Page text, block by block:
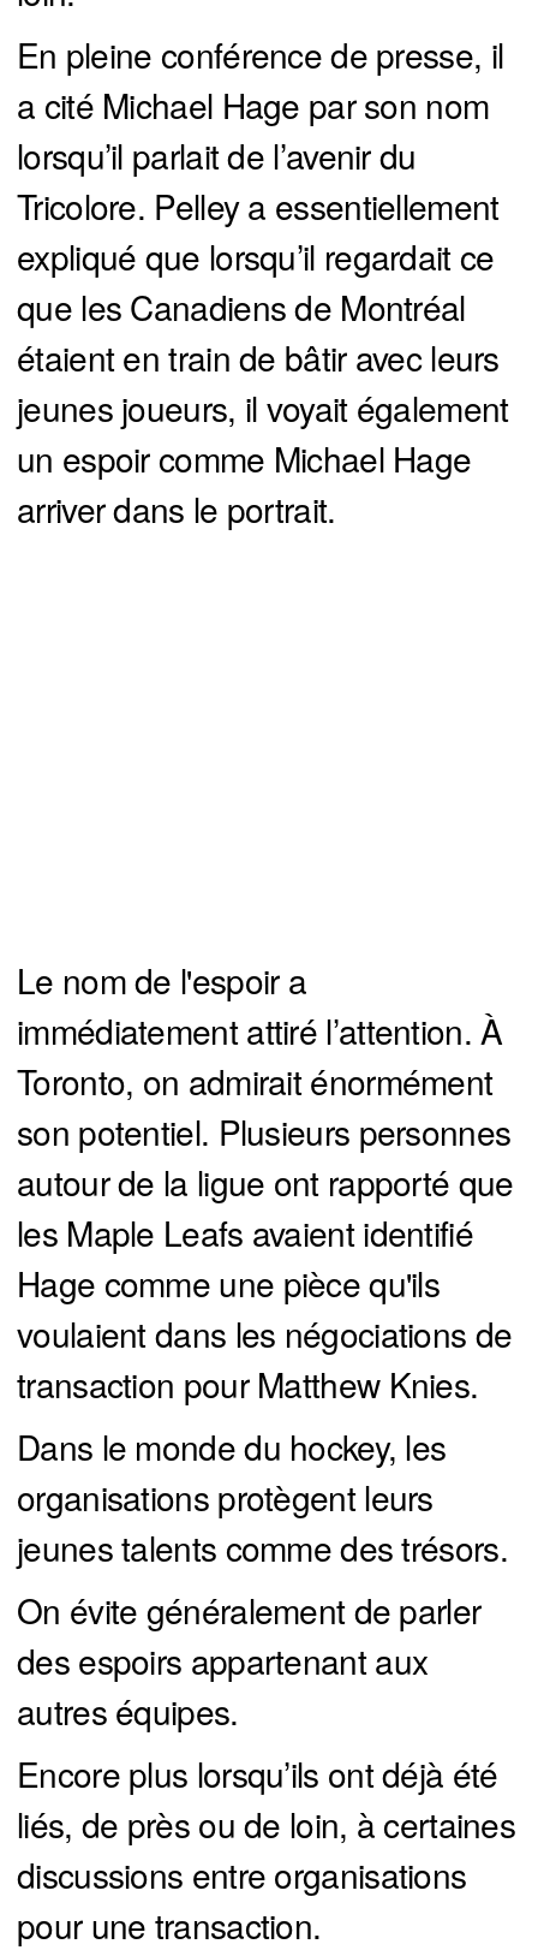
En pleine conférence de presse, il
a cité Michael Hage par son nom
lorsqu’il parlait de l’avenir du
Tricolore. Pelley a essentiellement
expliqué que lorsqu’il regardait ce
que les Canadiens de Montréal
étaient en train de bâtir avec leurs
jeunes joueurs, il voyait également
un espoir comme Michael Hage
arriver dans le portrait.
Le nom de l'espoir a
immédiatement attiré l’attention. À
Toronto, on admirait énormément
son potentiel. Plusieurs personnes
autour de la ligue ont rapporté que
les Maple Leafs avaient identifié
Hage comme une pièce qu'ils
voulaient dans les négociations de
transaction pour Matthew Knies.
Dans le monde du hockey, les
organisations protègent leurs
jeunes talents comme des trésors.
On évite généralement de parler
des espoirs appartenant aux
autres équipes.
Encore plus lorsqu’ils ont déjà été
liés, de près ou de loin, à certaines
discussions entre organisations
pour une transaction.